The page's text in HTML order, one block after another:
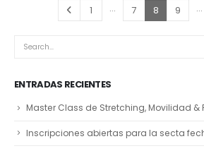
1 … 7 8 9 …
ENTRADAS RECIENTES
Master Class de Stretching, Movilidad &
Inscripciones abiertas para la secta